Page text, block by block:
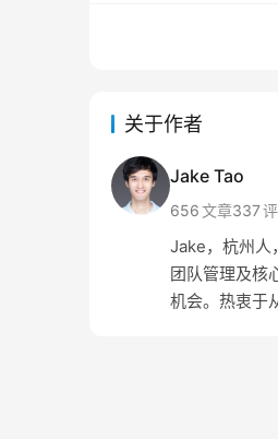
关于作者
Jake Tao
656文章337
Jake，杭州人
团队管理及核
机会。热衷于